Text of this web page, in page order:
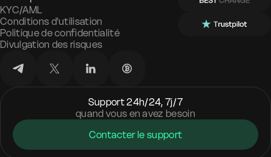
KYC/AML
Conditions d'utilisation
Politique de confidentialité
Divulgation des risques
Support 24h/24, 7j/7
quand vous en avez besoin
Contacter le support